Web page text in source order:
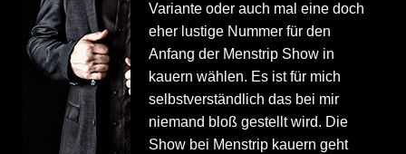
Variante oder auch mal eine doch
eher lustige Nummer für den
Anfang der Menstrip Show in
kauern wählen. Es ist für mich
selbstverständlich das bei mir
niemand bloß gestellt wird. Die
Show bei Menstrip kauern geht